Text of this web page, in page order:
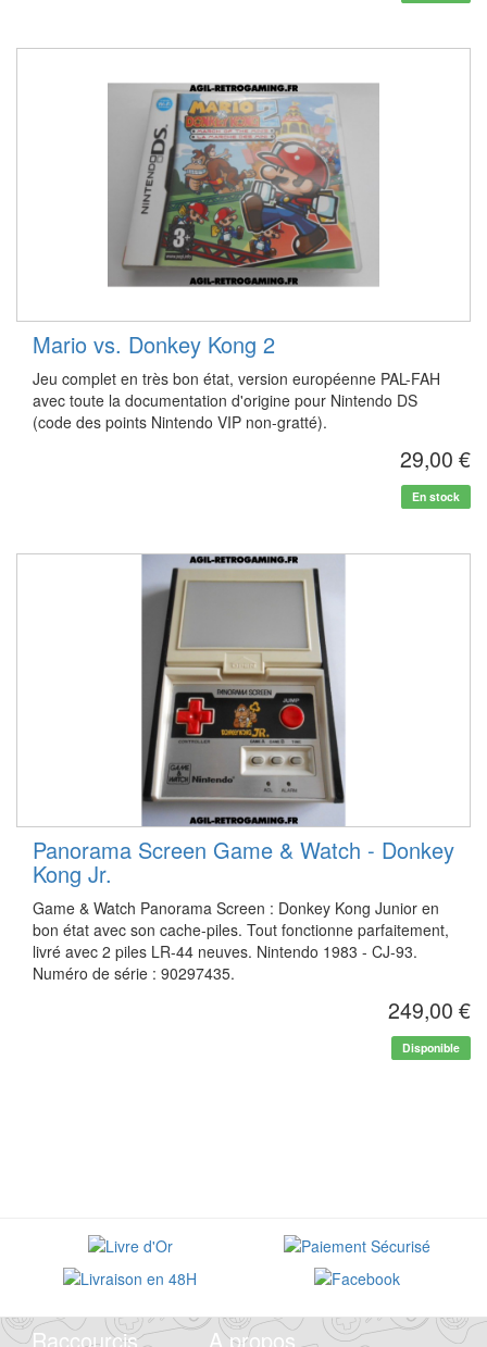
Mario vs. Donkey Kong 2
Jeu complet en très bon état, version européenne PAL-FAH
avec toute la documentation d'origine pour Nintendo DS
(code des points Nintendo VIP non-gratté).
29,00 €
En stock
Panorama Screen Game & Watch - Donkey
Kong Jr.
Game & Watch Panorama Screen : Donkey Kong Junior en
bon état avec son cache-piles. Tout fonctionne parfaitement,
livré avec 2 piles LR-44 neuves. Nintendo 1983 - CJ-93.
Numéro de série : 90297435.
249,00 €
Disponible
Raccourcis A propos